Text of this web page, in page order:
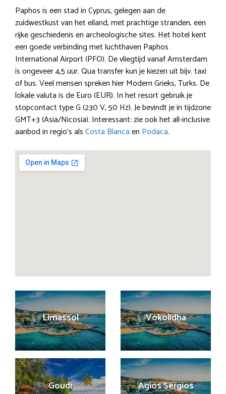
Paphos is een stad in Cyprus, gelegen aan de
zuidwestkust van het eiland, met prachtige stranden, een
rijke geschiedenis en archeologische sites. Het hotel kent
een goede verbinding met luchthaven Paphos
International Airport (PFO). De vliegtijd vanaf Amsterdam
is ongeveer 4,5 uur. Qua transfer kun je kiezen uit bijv. taxi
of bus. Veel mensen spreken hier Modern Grieks, Turks. De
lokale valuta is de Euro (EUR). In het resort gebruik je
stopcontact type G (230 V, 50 Hz). Je bevindt je in tijdzone
GMT+3 (Asia/Nicosia). Interessant: zie ook het all-inclusive
aanbod in regio’s alsCosta Blancaen Podaca.
Limassol Vokolidha
Goudi Agios Sergios